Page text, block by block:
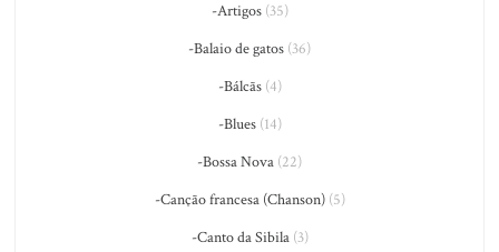
-Artigos(35)
-Balaio de gatos (36)
-Bálcãs(4)
-Blues(14)
-Bossa Nova (22)
-Canção francesa (Chanson)(5)
-Canto da Sibila(3)